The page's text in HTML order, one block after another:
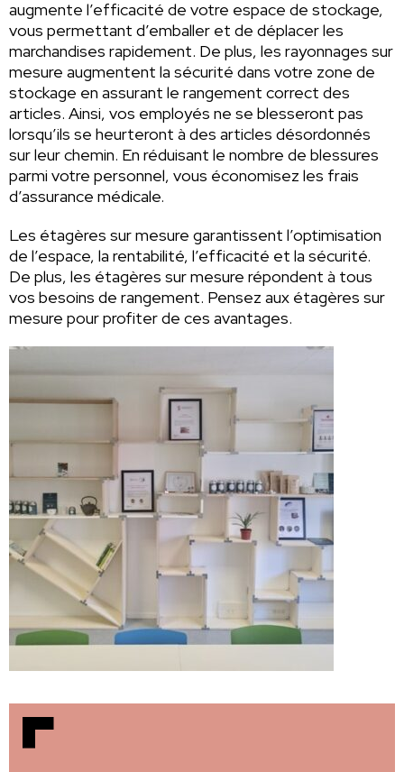
augmente l’efficacité de votre espace de stockage,
vous permettant d’emballer et de déplacer les
marchandises rapidement. De plus, les rayonnages sur
mesure augmentent la sécurité dans votre zone de
stockage en assurant le rangement correct des
articles. Ainsi, vos employés ne se blesseront pas
lorsqu’ils se heurteront à des articles désordonnés
sur leur chemin. En réduisant le nombre de blessures
parmi votre personnel, vous économisez les frais
d’assurance médicale.
Les étagères sur mesure garantissent l’optimisation
de l’espace, la rentabilité, l’efficacité et la sécurité.
De plus, les étagères sur mesure répondent à tous
vos besoins de rangement. Pensez aux étagères sur
mesure pour profiter de ces avantages.